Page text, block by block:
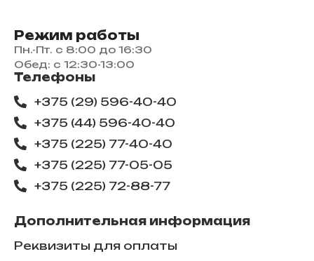
Режим работы
Пн.-Пт. с 8:00 до 16:30
Обед: с 12:30-13:00
Телефоны
+375 (29) 596-40-40
+375 (44) 596-40-40
+375 (225) 77-40-40
+375 (225) 77-05-05
+375 (225) ​72-88-77
Дополнительная информация
Реквизиты для оплаты